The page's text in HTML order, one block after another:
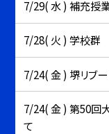
7/29( 水 ) 補充授業
7/28( 火 ) 学校群
7/24( 金 ) 堺リブ
7/24( 金 ) 第50回
て